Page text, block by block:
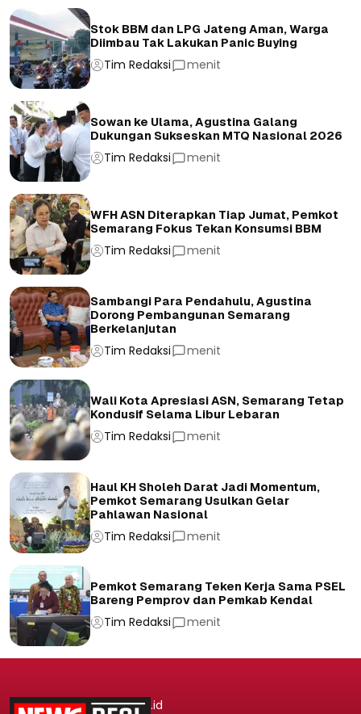
Stok BBM dan LPG Jateng Aman, Warga
Diimbau Tak Lakukan Panic Buying
Tim Redaksi menit
Sowan ke Ulama, Agustina Galang
Dukungan Sukseskan MTQ Nasional 2026
Tim Redaksi menit
WFH ASN Diterapkan Tiap Jumat, Pemkot
Semarang Fokus Tekan Konsumsi BBM
Tim Redaksi menit
Sambangi Para Pendahulu, Agustina
Dorong Pembangunan Semarang
Berkelanjutan
Tim Redaksi menit
Wali Kota Apresiasi ASN, Semarang Tetap
Kondusif Selama Libur Lebaran
Tim Redaksi menit
Haul KH Sholeh Darat Jadi Momentum,
Pemkot Semarang Usulkan Gelar
Pahlawan Nasional
Tim Redaksi menit
Pemkot Semarang Teken Kerja Sama PSEL
Bareng Pemprov dan Pemkab Kendal
Tim Redaksi menit
.id